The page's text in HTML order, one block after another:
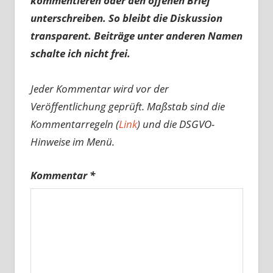
unterschreiben. So bleibt die Diskussion
transparent. Beiträge unter anderen Namen
schalte ich nicht frei.
Jeder Kommentar wird vor der
Veröffentlichung geprüft. Maßstab sind die
Kommentarregeln (Link) und die DSGVO-
Hinweise im Menü.
Kommentar*